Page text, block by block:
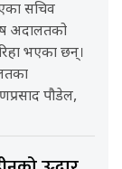
सचिव
अदालतको
भएका छन्।
पौडेल,